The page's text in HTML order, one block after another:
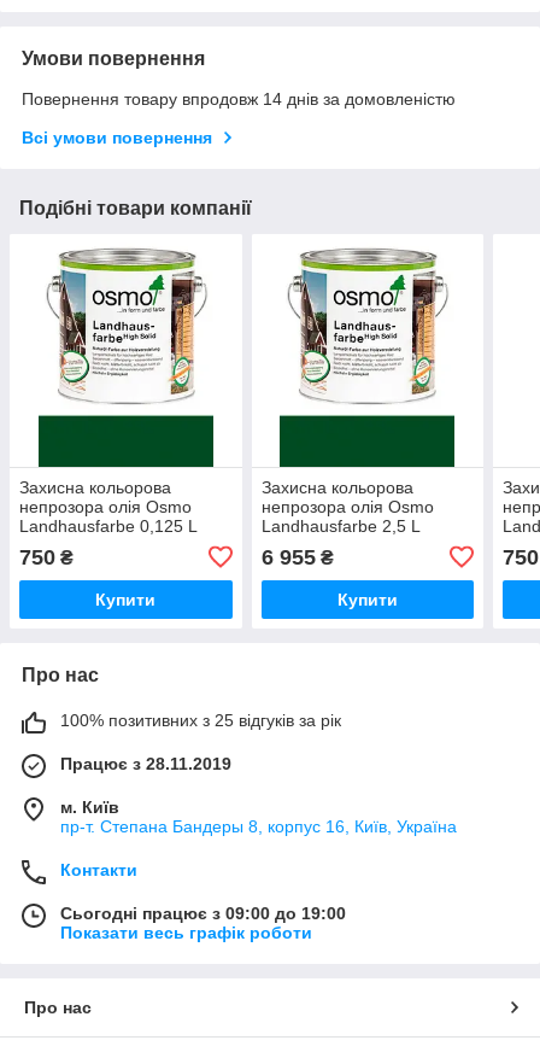
Умови повернення
Повернення товару впродовж 14 днів за домовленістю
Всі умови повернення
Подібні товари компанії
Захисна кольорова
непрозора олія Osmo
Landhausfarbe 0,125 L
(os_49)
750 ₴
Купити
Захисна кольорова
непрозора олія Osmo
Landhausfarbe 2,5 L
(4006850107520)
6 955₴
Купити
750
Про нас
100% позитивних з 25 відгуків за рік
Працює з 28.11.2019
м. Київ
пр-т. Степана Бандеры 8, корпус 16, Київ, Україна
Контакти
Сьогодні працює з 09:00 до 19:00
Показати весь графік роботи
Про нас